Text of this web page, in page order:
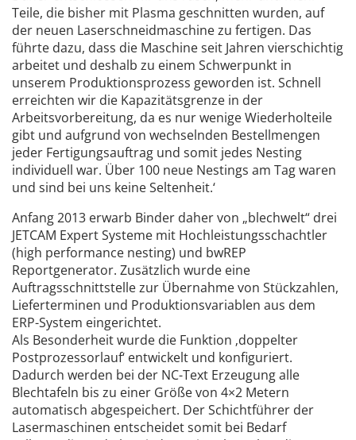
Teile, die bisher mit Plasma geschnitten wurden, auf
der neuen Laserschneidmaschine zu fertigen. Das
führte dazu, dass die Maschine seit Jahren vierschichtig
arbeitet und deshalb zu einem Schwerpunkt in
unserem Produktionsprozess geworden ist. Schnell
erreichten wir die Kapazitätsgrenze in der
Arbeitsvorbereitung, da es nur wenige Wiederholteile
gibt und aufgrund von wechselnden Bestellmengen
jeder Fertigungsauftrag und somit jedes Nesting
individuell war. Über 100 neue Nestings am Tag waren
und sind bei uns keine Seltenheit.‘
Anfang 2013 erwarb Binder daher von „blechwelt“ drei
JETCAM Expert Systeme mit Hochleistungsschachtler
(high performance nesting) und bwREP
Reportgenerator. Zusätzlich wurde eine
Auftragsschnittstelle zur Übernahme von Stückzahlen,
Lieferterminen und Produktionsvariablen aus dem
ERP-System eingerichtet.
Als Besonderheit wurde die Funktion ‚doppelter
Postprozessorlauf‘ entwickelt und konfiguriert.
Dadurch werden bei der NC-Text Erzeugung alle
Blechtafeln bis zu einer Größe von 4×2 Metern
automatisch abgespeichert. Der Schichtführer der
Lasermaschinen entscheidet somit bei Bedarf